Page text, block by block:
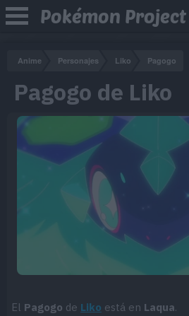
Pokémon Project
Anime Personajes Liko Pagogo
Pagogo de Liko
El Pagogo de Liko está en Laqua.